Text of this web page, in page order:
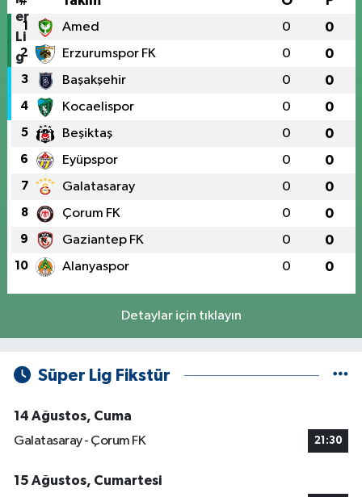
1 Amed 0 0
2 Erzurumspor FK 0 0
3 Başakşehir 0 0
4 Kocaelispor 0 0
5 Beşiktaş 0 0
6 Eyüpspor 0 0
7 Galatasaray 0 0
8 Çorum FK 0 0
9 Gaziantep FK 0 0
10 Alanyaspor 0 0
Detaylar için tıklayın
Süper Lig Fikstür
14 Ağustos, Cuma
Galatasaray - Çorum FK
21:30
15 Ağustos, Cumartesi